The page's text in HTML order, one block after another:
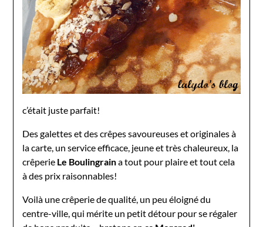
c’était juste parfait!
Des galettes et des crêpes savoureuses et originales à
la carte, un service efficace, jeune et très chaleureux, la
crêperie Le Boulingraina tout pour plaire et tout cela
à des prix raisonnables!
Voilà une crêperie de qualité, un peu éloigné du
centre-ville, qui mérite un petit détour pour se régaler